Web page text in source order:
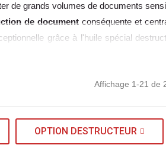
de grands volumes de documents
de documentconséquente et
grâce à l'huile spécial
Affichage 1-21 de
OPTION DESTRUCTEUR